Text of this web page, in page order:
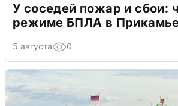
У соседей пожар и сбои:
режиме БПЛА в
5 августа 0